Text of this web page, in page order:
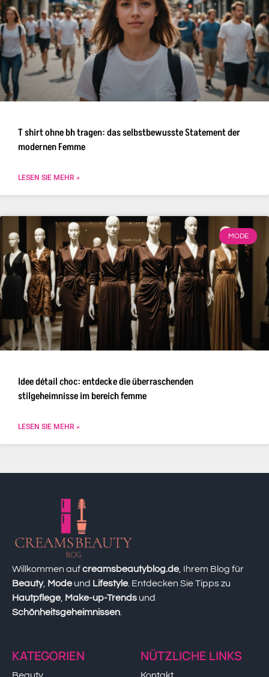
T shirt ohne bh tragen: das selbstbewusste Statement der
modernen Femme
LESEN SIE MEHR »
MODE
Idee détail choc: entdecke die überraschenden
stilgeheimnisse im bereich femme
LESEN SIE MEHR »
Willkommen aufcreamsbeautyblog.de, Ihrem Blog für
Beauty, Modeund Lifestyle. Entdecken Sie Tipps zu
Hautpflege, Make-up-Trends und
Schönheitsgeheimnissen
KATEGORIEN
Beauty
NÜTZLICHE LINKS
Kontakt